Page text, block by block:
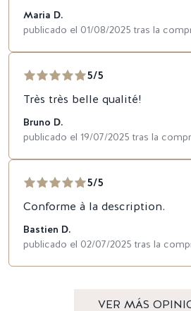
Maria D.
publicado el 01/08/2025 tras la
5/5
Très très belle qualité!
Bruno D.
publicado el 19/07/2025 tras la
5/5
Conforme à la description.
Bastien D.
publicado el 02/07/2025 tras la
VER MÁS